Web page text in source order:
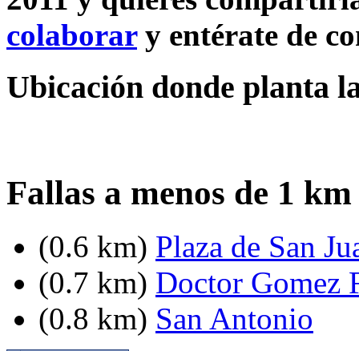
colaborary entérate de
Ubicación donde planta
Fallas a menos de 1
(0.6 km) Plaza de San
(0.7 km) Doctor Gomez
(0.8 km) San Antonio